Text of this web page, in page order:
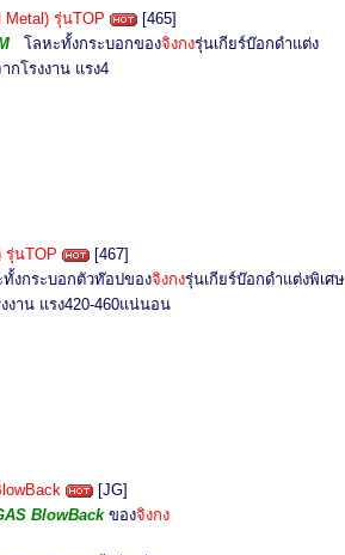
Metal) รุ่นTOP
[465]
โลหะทั้งกระบอกของจิงกงรุ่นเกียร์บ๊อกดำแต่ง
กโรงงาน แรง4
รุ่นTOP
[467]
ทั้งกระบอกตัวท๊อปของจิงกงรุ่นเกียร์บ๊อกดำแต่งพิเศษ
งาน แรง420-460แน่นอน
[JG]
BlowBackของจิงกง